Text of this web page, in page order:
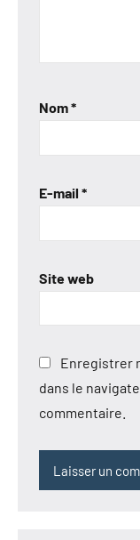
Nom*
E-mail *
Site web
Enregistrer
dans le
commentaire.